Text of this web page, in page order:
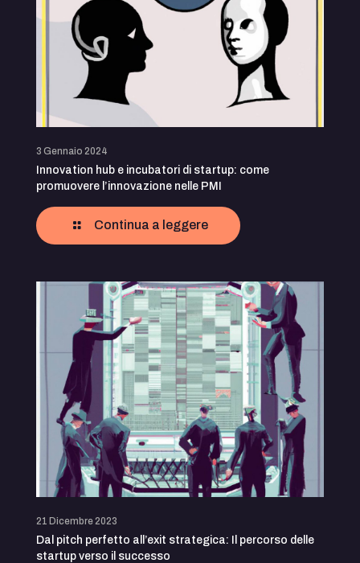
3 Gennaio 2024
Innovation hub e incubatori di startup: come
promuovere l’innovazione nelle PMI
Continua a leggere
21 Dicembre 2023
Dal pitch perfetto all’exit strategica: Il percorso delle
startup verso il successo